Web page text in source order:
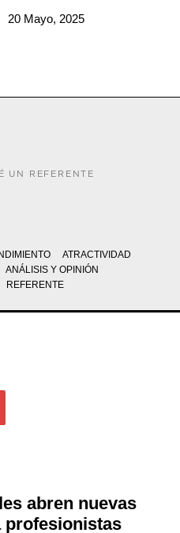
20 Mayo, 2025
UN REFERENTE
ATRACTIVIDAD
ANÁLISIS Y OPINIÓN
REFERENTE
abren nuevas
profesionistas